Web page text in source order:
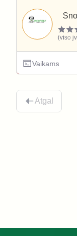
(viso
Vaikams
Atgal